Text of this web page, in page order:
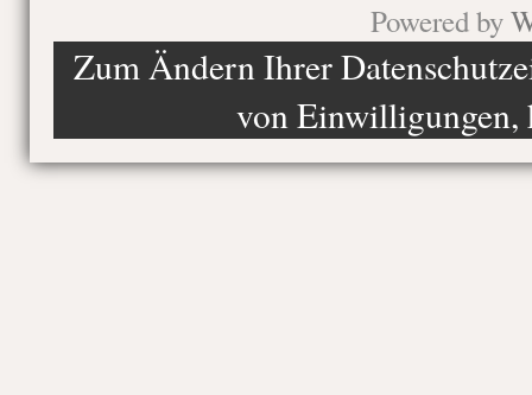
Powered by
Zum Ändern Ihrer
von